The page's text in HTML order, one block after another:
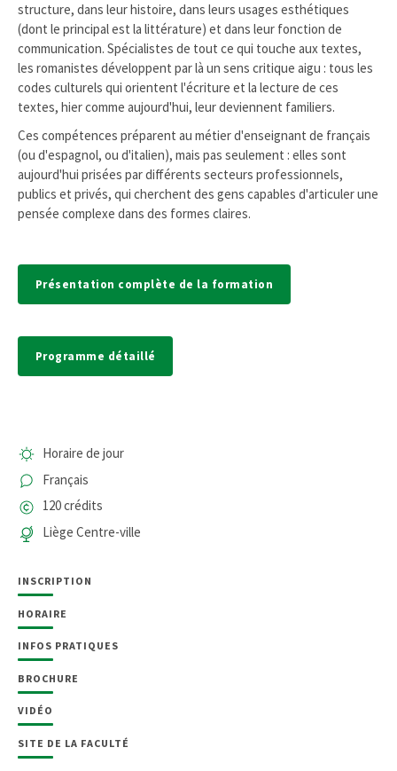
structure, dans leur histoire, dans leurs usages esthétiques
(dont le principal est la littérature) et dans leur fonction de
communication. Spécialistes de tout ce qui touche aux textes,
les romanistes développent par là un sens critique aigu : tous les
codes culturels qui orientent l'écriture et la lecture de ces
textes, hier comme aujourd'hui, leur deviennent familiers.
Ces compétences préparent au métier d'enseignant de français
(ou d'espagnol, ou d'italien), mais pas seulement : elles sont
aujourd'hui prisées par différents secteurs professionnels,
publics et privés, qui cherchent des gens capables d'articuler une
pensée complexe dans des formes claires.
Présentation complète de la formation
Programme détaillé
Horaire de jour
Français
120 crédits
Liège Centre-ville
INSCRIPTION
HORAIRE
INFOS PRATIQUES
BROCHURE
VIDÉO
SITE DE LA FACULTÉ